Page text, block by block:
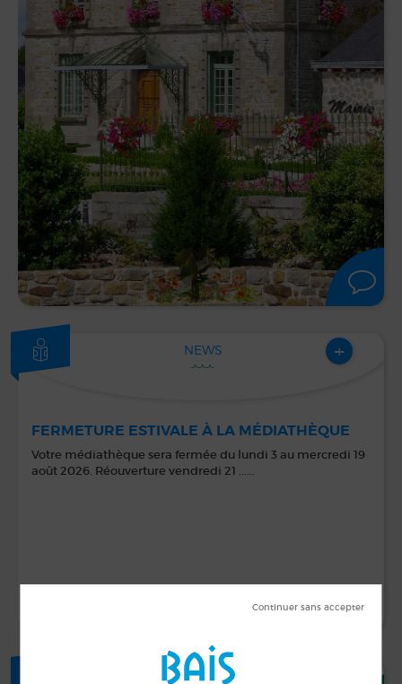
NEWS +
FERMETURE ESTIVALE À LA MÉDIATHÈQUE
Votre médiathèque sera fermée du lundi 3 au mercredi 19
août 2026. Réouverture vendredi 21 ......
LIRE LA SUITE
AGENDA